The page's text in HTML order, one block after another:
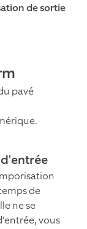
de sortie
pavé
de
ne se
vous